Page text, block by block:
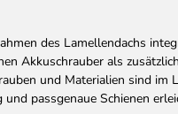
des Lamellendachs
Akkuschrauber als
und Materialien sind im
und passgenaue Schienen